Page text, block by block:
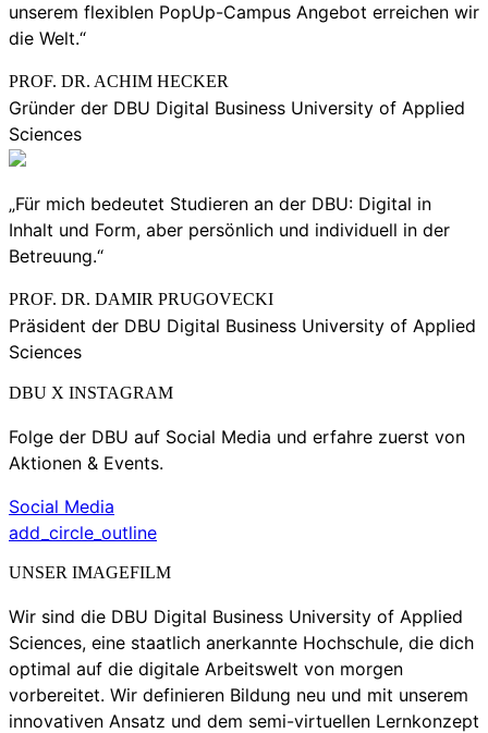
unserem flexiblen PopUp-Campus Angebot erreichen wir
die Welt.“
PROF. DR. ACHIM HECKER
Gründer der DBU Digital Business University of Applied
Sciences
„Für mich bedeutet Studieren an der DBU: Digital in
Inhalt und Form, aber persönlich und individuell in der
Betreuung.“
PROF. DR. DAMIR PRUGOVECKI
Präsident der DBU Digital Business University of Applied
Sciences
DBU X INSTAGRAM
Folge der DBU auf Social Media und erfahre zuerst von
Aktionen & Events.
Social Media
add_circle_outline
UNSER IMAGEFILM
Wir sind die DBU Digital Business University of Applied
Sciences, eine staatlich anerkannte Hochschule, die dich
optimal auf die digitale Arbeitswelt von morgen
vorbereitet. Wir definieren Bildung neu und mit unserem
innovativen Ansatz und dem semi-virtuellen Lernkonzept